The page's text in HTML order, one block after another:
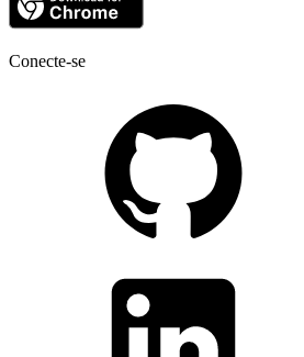
Conecte-se